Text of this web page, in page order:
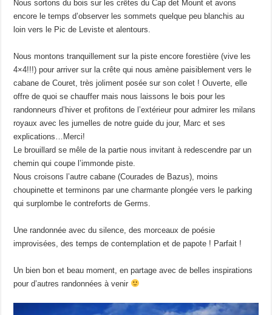
Nous sortons du bois sur les crêtes du Cap det Mount et avons
encore le temps d’observer les sommets quelque peu blanchis au
loin vers le Pic de Leviste et alentours.
Nous montons tranquillement sur la piste encore forestière (vive les
4×4!!!) pour arriver sur la crête qui nous amène paisiblement vers le
cabane de Couret, très joliment posée sur son colet ! Ouverte, elle
offre de quoi se chauffer mais nous laissons le bois pour les
randonneurs d’hiver et profitons de l’extérieur pour admirer les milans
royaux avec les jumelles de notre guide du jour, Marc et ses
explications…Merci!
Le brouillard se mêle de la partie nous invitant à redescendre par un
chemin qui coupe l’immonde piste.
Nous croisons l’autre cabane (Courades de Bazus), moins
choupinette et terminons par une charmante plongée vers le parking
qui surplombe le contreforts de Germs.
Une randonnée avec du silence, des morceaux de poésie
improvisées, des temps de contemplation et de papote ! Parfait !
Un bien bon et beau moment, en partage avec de belles inspirations
pour d’autres randonnées à venir